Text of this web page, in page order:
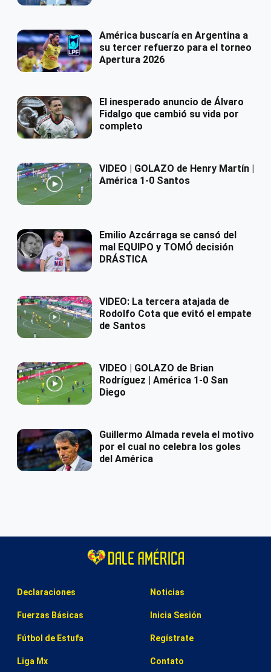
América buscaría en Argentina a
su tercer refuerzo para el torneo
Apertura 2026
El inesperado anuncio de Álvaro
Fidalgo que cambió su vida por
completo
VIDEO | GOLAZO de Henry Martín |
América 1-0 Santos
Emilio Azcárraga se cansó del
mal EQUIPO y TOMÓ decisión
DRÁSTICA
VIDEO: La tercera atajada de
Rodolfo Cota que evitó el empate
de Santos
VIDEO | GOLAZO de Brian
Rodríguez | América 1-0 San
Diego
Guillermo Almada revela el motivo
por el cual no celebra los goles
del América
Declaraciones
Fuerzas Básicas
Fútbol de Estufa
Liga Mx
Noticias
Inicia Sesión
Regístrate
Contato